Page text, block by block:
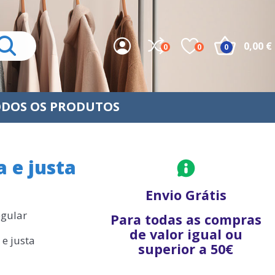
0 0 0,00 €
0
OS PRODUTOS
e justa
justa
Envio Grátis
Para todas as compras
de valor igual ou
superior a 50€